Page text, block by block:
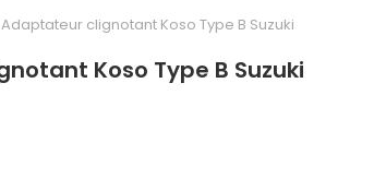
Adaptateur clignotant Koso Type B Suzuki
Koso Type B Suzuki